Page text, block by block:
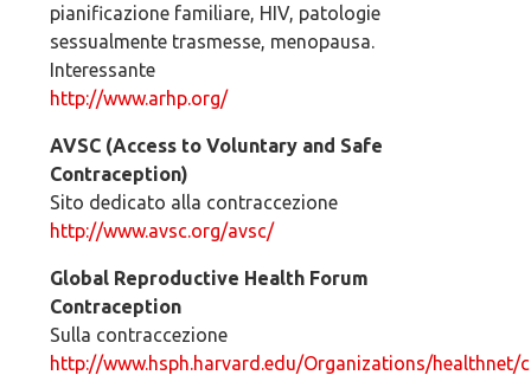
pianificazione familiare, HIV, patologie
sessualmente trasmesse, menopausa.
Interessante
http://www.arhp.org/
AVSC (Access to Voluntary and Safe
Contraception)
Sito dedicato alla contraccezione
http://www.avsc.org/avsc/
Global Reproductive Health Forum
Contraception
Sulla contraccezione
http://www.hsph.harvard.edu/Organizations/